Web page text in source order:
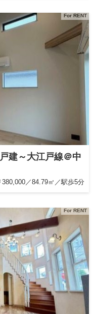
For RENT
建～大江戸線＠中
380,000／84.79㎡／駅歩5分
For RENT